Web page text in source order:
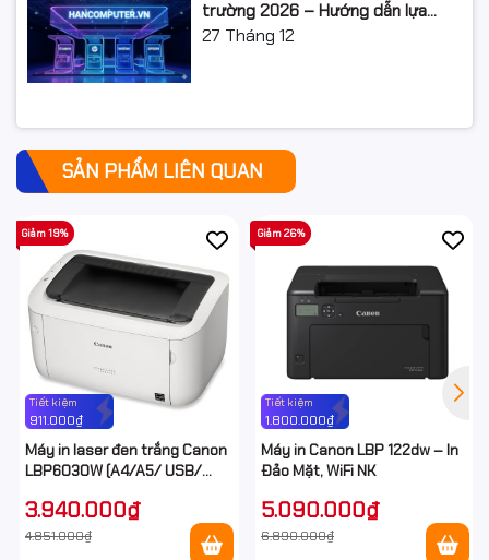
trường 2026 – Hướng dẫn lựa
chọn và so sánh chi tiết
27 Tháng 12
SẢN PHẨM LIÊN QUAN
Tiết kiệm
911.000₫
Giảm 19%
Máy in laser đen trắng Canon
LBP6030W (A4/A5/ USB/
3.940.000₫
4.851.000₫
Tiết kiệm
1.800.000₫
Giảm 26%
Máy in Canon LBP 122dw – In
Đảo Mặt, WiFi NK
5.090.000₫
6.890.000₫